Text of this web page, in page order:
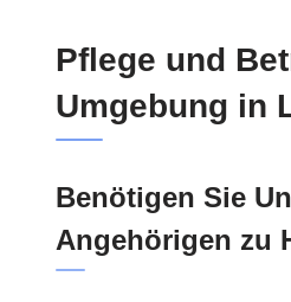
Pflege und
Umgebung in
Benötigen Sie
Angehörigen zu